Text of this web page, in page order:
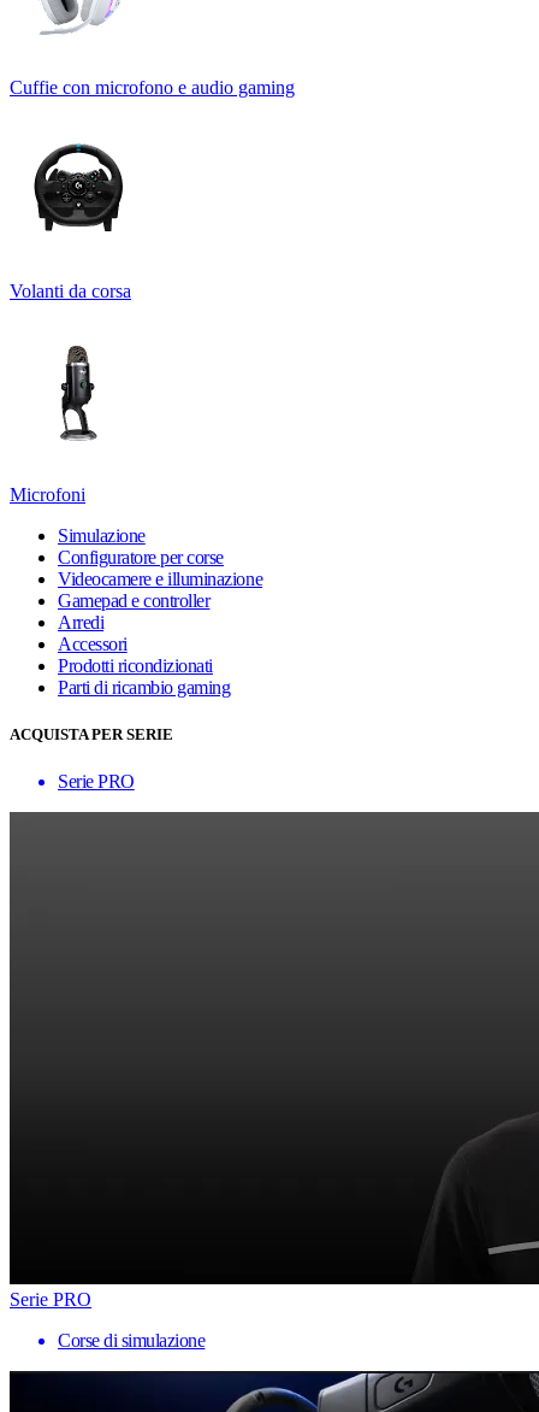
Cuffie con microfono e audio gaming
Volanti da corsa
Microfoni
Simulazione
Configuratore per corse
Videocamere e illuminazione
Gamepad e controller
Arredi
Accessori
Prodotti ricondizionati
Parti di ricambio gaming
ACQUISTA PER SERIE
Serie PRO
Serie PRO
Corse di simulazione